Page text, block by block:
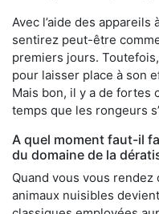
Avec l’aide des
sentirez peut-être
premiers jours.
pour laisser place à son
Mais bon, il y a de fortes
temps que les rongeurs
A quel moment faut-il
du domaine de la
Quand vous vous rendez
animaux nuisibles